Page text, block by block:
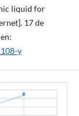
liquid for
17 de
y